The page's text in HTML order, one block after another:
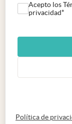
Acepto los
privacidad*
Política de